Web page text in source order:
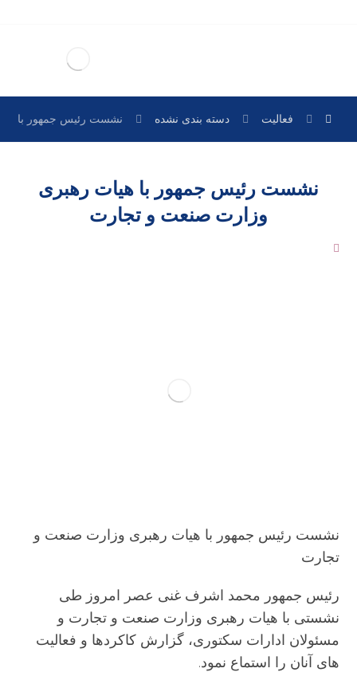
فعالیت دسته بندی نشده نشست رئیس جمهور با
نشست رئیس جمهور با هیات رهبری
وزارت صنعت و تجارت
نشست رئیس جمهور با هیات رهبری وزارت صنعت و
تجارت
رئیس جمهور محمد اشرف غنی عصر امروز طی
نشستی با هیات رهبری وزارت صنعت و تجارت و
مسئولان ادارات سکتوری، گزارش کاکردها و فعالیت
های آنان را استماع نمود.